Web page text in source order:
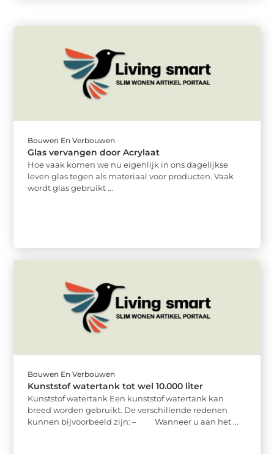
Bouwen En Verbouwen
Glas vervangen door Acrylaat
Hoe vaak komen we nu eigenlijk in ons dagelijkse
leven glas tegen als materiaal voor producten. Vaak
wordt glas gebruikt ...
Bouwen En Verbouwen
Kunststof watertank tot wel 10.000 liter
Kunststof watertank Een kunststof watertank kan
breed worden gebruikt. De verschillende redenen
kunnen bijvoorbeeld zijn: – Wanneer u aan het ...